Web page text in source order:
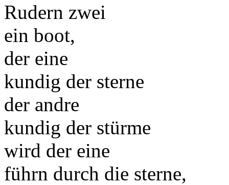
Rudern zwei
ein boot,
der eine
kundig der sterne
der andre
kundig der stürme
wird der eine
führn durch die sterne,